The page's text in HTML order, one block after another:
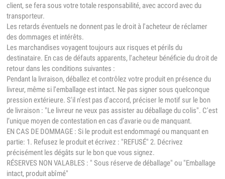
client, se fera sous votre totale responsabilité, avec accord avec du
transporteur.
Les retards éventuels ne donnent pas le droit à l'acheteur de réclamer
des dommages et intérêts.
Les marchandises voyagent toujours aux risques et périls du
destinataire. En cas de défauts apparents, l'acheteur bénéficie du droit de
retour dans les conditions suivantes :
Pendant la livraison, déballez et contrôlez votre produit en présence du
livreur, même si l'emballage est intact. Ne pas signer sous quelconque
pression extérieure. S'il n'est pas d'accord, préciser le motif sur le bon
de livraison : "Le livreur ne veux pas assister au déballage du colis". C'est
l’unique moyen de contestation en cas d’avarie ou de manquant.
EN CAS DE DOMMAGE : Si le produit est endommagé ou manquant en
partie: 1. Refusez le produit et écrivez : "REFUSÉ" 2. Décrivez
précisément les dégâts sur le bon que vous signez.
RÉSERVES NON VALABLES : " Sous réserve de déballage" ou "Emballage
intact, produit abîmé"